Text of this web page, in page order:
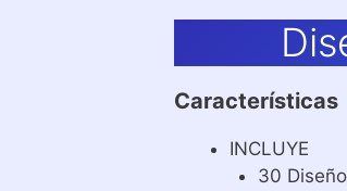
Características
INCLUYE
30